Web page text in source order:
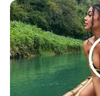
Downton Abbey(ITV |
When Calls the Heart
Elizabeth Thatcher
Acara TV
Home & Family